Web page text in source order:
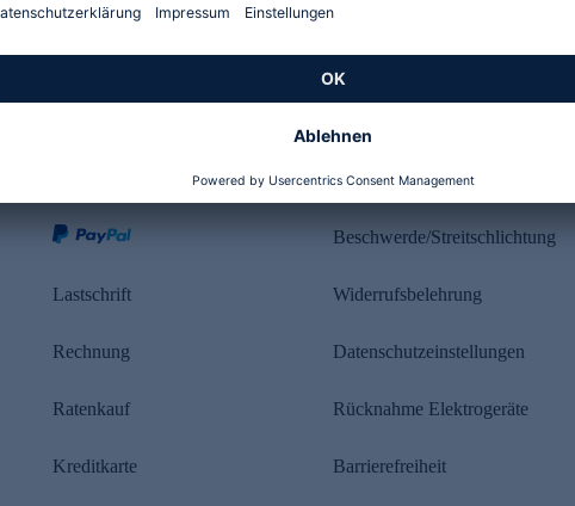
Lastschrift
Rechnung
Ratenkauf
Kreditkarte
Rechtliches
Beschwerde/Streitschlichtung
Widerrufsbelehrung
Datenschutzeinstellungen
Rücknahme Elektrogeräte
Barrierefreiheit